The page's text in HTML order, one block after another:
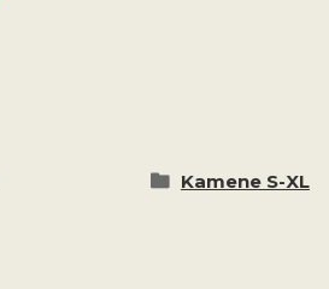
Kamene S-XL